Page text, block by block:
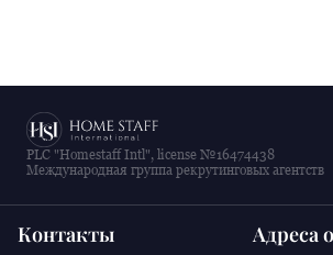
PLC "Homestaff Intl", license №16474438
Международная группа рекрутинговых агентств
Контакты Адреса